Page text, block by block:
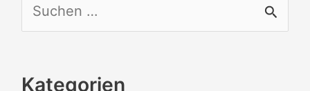
u
h
Kategorien